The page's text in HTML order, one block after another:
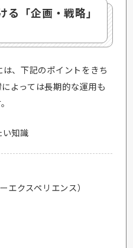
る「企画・戦略」
、下記のポイントをきち
よっては長期的な運用も
知識
エクスペリエンス）